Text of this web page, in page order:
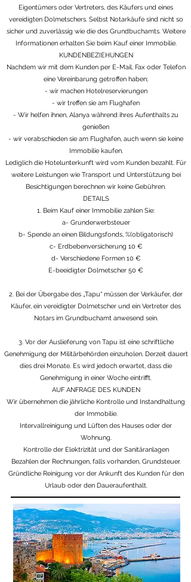
Eigentümers oder Vertreters, des Käufers und eines
vereidigten Dolmetschers. Selbst Notarkäufe sind nicht so
sicher und zuverlässig wie die des Grundbuchamts. Weitere
Informationen erhalten Sie beim Kauf einer Immobilie.
KUNDENBEZIEHUNGEN
Nachdem wir mit dem Kunden per E-Mail, Fax oder Telefon
eine Vereinbarung getroffen haben;
- wir machen Hotelreservierungen
- wir treffen sie am Flughafen
- Wir helfen ihnen, Alanya während ihres Aufenthalts zu
genießen
- wir verabschieden sie am Flughafen, auch wenn sie keine
Immobilie kaufen.
Lediglich die Hotelunterkunft wird vom Kunden bezahlt. Für
weitere Leistungen wie Transport und Unterstützung bei
Besichtigungen berechnen wir keine Gebühren.
DETAILS
1. Beim Kauf einer Immobilie zahlen Sie:
a- Grunderwerbsteuer
b- Spende an einen Bildungsfonds, %(obligatorisch)
c- Erdbebenversicherung 10 €
d- Verschiedene Formen 10 €
E-beeidigter Dolmetscher 50 €
2. Bei der Übergabe des „Tapu“ müssen der Verkäufer, der
Käufer, ein vereidigter Dolmetscher und ein Vertreter des
Notars im Grundbuchamt anwesend sein.
3. Vor der Auslieferung von Tapu ist eine schriftliche
Genehmigung der Militärbehörden einzuholen. Derzeit dauert
dies drei Monate. Es wird jedoch erwartet, dass die
Genehmigung in einer Woche eintrifft.
AUF ANFRAGE DES KUNDEN
Wir übernehmen die jährliche Kontrolle und Instandhaltung
der Immobilie.
Intervallreinigung und Lüften des Hauses oder der
Wohnung.
Kontrolle der Elektrizität und der Sanitäranlagen
Bezahlen der Rechnungen, falls vorhanden, Grundsteuer.
Gründliche Reinigung vor der Ankunft des Kunden für den
Urlaub oder den Daueraufenthalt.